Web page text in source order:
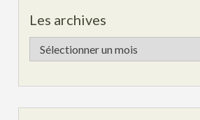
Les archives
Les
archives